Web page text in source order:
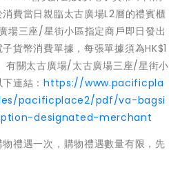
費當日親臨太古廣場L2層的禮賓櫃
場三座/星街小區指定商戶即日發出
貨幣消費單據，每張單據須為HK$1
有關太古廣場/太古廣場三座/星街小
下連結：https://www.pacificpla
pacificplace2/pdf/va-bagsi
designated-merchant
禮遇一次，購物禮遇數量有限，先